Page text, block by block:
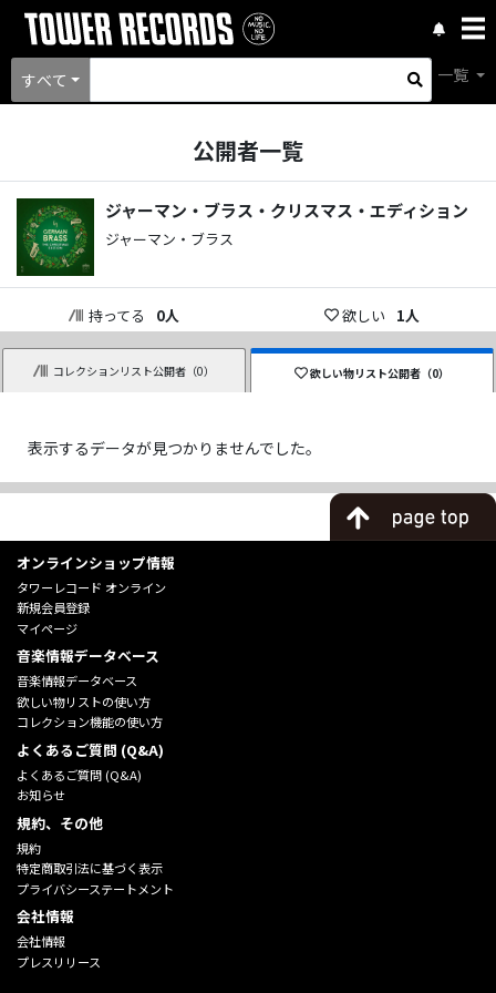
すべて 一覧
公開者一覧
ジャーマン・ブラス・クリスマス・エディション
ジャーマン・ブラス
持ってる 0人 欲しい 1人
コレクションリスト公開者（0） 欲しい物リスト公開者（0）
表示するデータが見つかりませんでした。
オンラインショップ情報
タワーレコード オンライン
新規会員登録
マイページ
音楽情報データベース
音楽情報データベース
欲しい物リストの使い方
コレクション機能の使い方
よくあるご質問 (Q&A)
よくあるご質問 (Q&A)
お知らせ
規約、その他
規約
特定商取引法に基づく表示
プライバシーステートメント
会社情報
会社情報
プレスリリース